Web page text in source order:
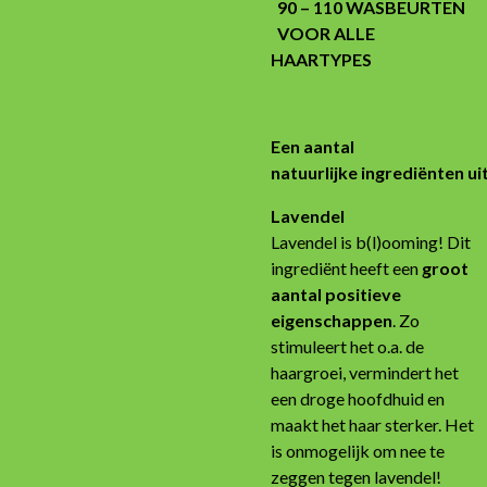
90 – 110 WASBEURTEN
VOOR ALLE
HAARTYPES
Een aantal
natuurlijke ingrediënten
Lavendel
Lavendel is b(l)ooming! Dit
ingrediënt heeft een groot
aantal positieve
eigenschappen. Zo
stimuleert het o.a. de
haargroei, vermindert het
een droge hoofdhuid en
maakt het haar sterker. Het
is onmogelijk om nee te
zeggen tegen lavendel!